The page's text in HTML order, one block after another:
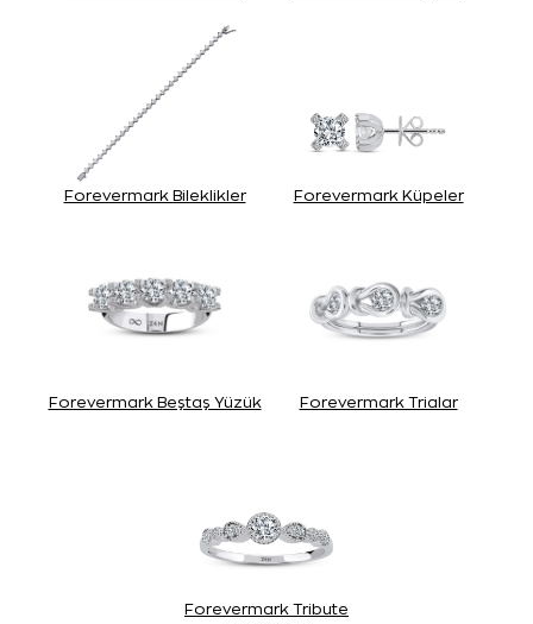
Forevermark Bileklikler Forevermark Küpeler
Forevermark Beştaş Yüzük Forevermark Trialar
Forevermark Tribute